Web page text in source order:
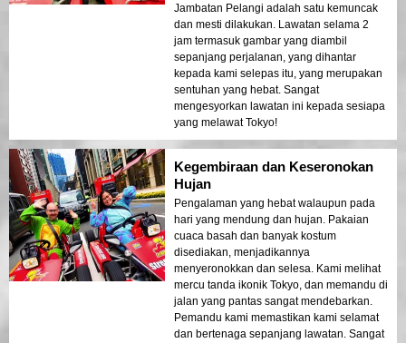
Jambatan Pelangi adalah satu kemuncak
dan mesti dilakukan. Lawatan selama 2
jam termasuk gambar yang diambil
sepanjang perjalanan, yang dihantar
kepada kami selepas itu, yang merupakan
sentuhan yang hebat. Sangat
mengesyorkan lawatan ini kepada sesiapa
yang melawat Tokyo!
Kegembiraan dan Keseronokan
Hujan
Pengalaman yang hebat walaupun pada
hari yang mendung dan hujan. Pakaian
cuaca basah dan banyak kostum
disediakan, menjadikannya
menyeronokkan dan selesa. Kami melihat
mercu tanda ikonik Tokyo, dan memandu di
jalan yang pantas sangat mendebarkan.
Pemandu kami memastikan kami selamat
dan bertenaga sepanjang lawatan. Sangat